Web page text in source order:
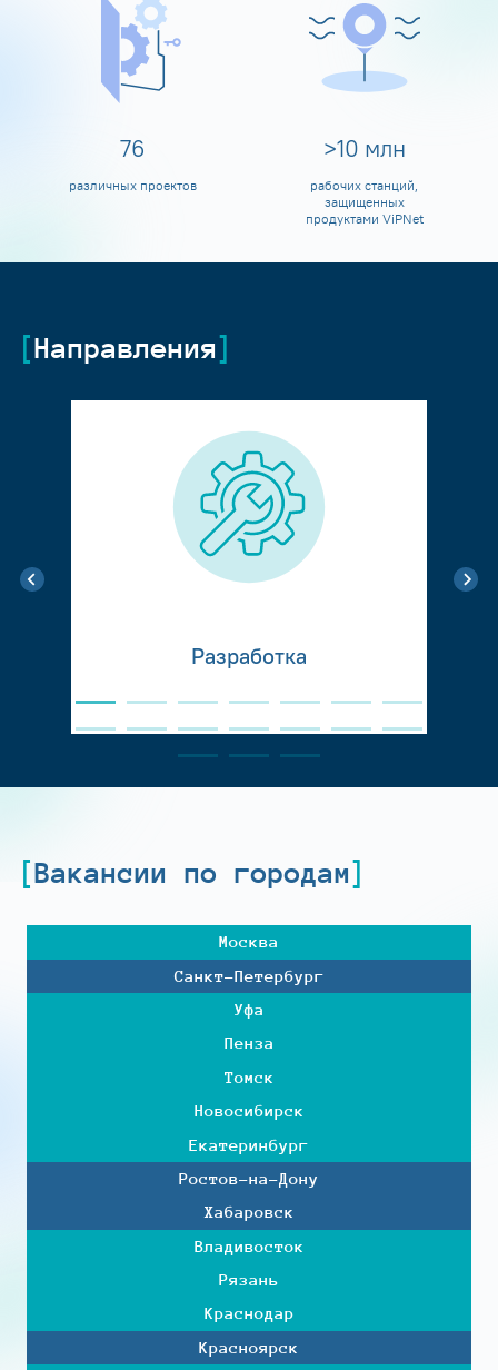
80
различных проектов
>10 млн
рабочих станций,
защищенных
продуктами ViPNet
Направления
Разработка
Вакансии по городам
Москва
Санкт-Петербург
Уфа
Пенза
Томск
Новосибирск
Екатеринбург
Ростов-на-Дону
Хабаровск
Владивосток
Рязань
Краснодар
Красноярск